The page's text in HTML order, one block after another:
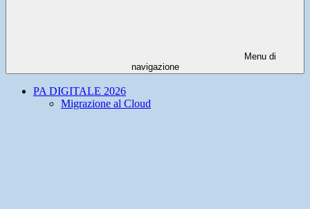
Menu di
navigazione
PA DIGITALE 2026
Migrazione al Cloud